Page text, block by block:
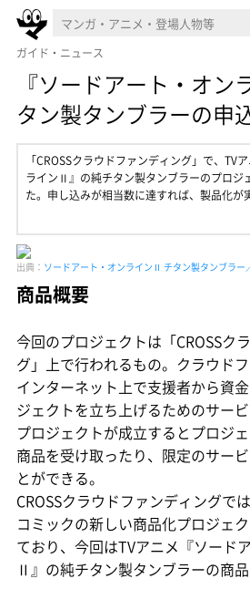
ガイド・ニュース
『ソードアート・オ
タン製タンブラーの申
「CROSSクラウドファンディング」で、TV
ラインⅡ』の純チタン製タンブラーのプロジ
た。申し込みが相当数に達すれば、製品化が
出典： ソードアート・オンラインⅡ チタン製タンブラ
商品概要
今回のプロジェクトは「CROSSク
グ」上で行われるもの。クラウドフ
インターネット上で支援者から資
ジェクトを立ち上げるためのサー
プロジェクトが成立するとプロジ
商品を受け取ったり、限定のサー
とができる。
CROSSクラウドファンディングで
コミックの新しい商品化プロジェ
ており、今回はTVアニメ『ソード
Ⅱ』の純チタン製タンブラーの商品